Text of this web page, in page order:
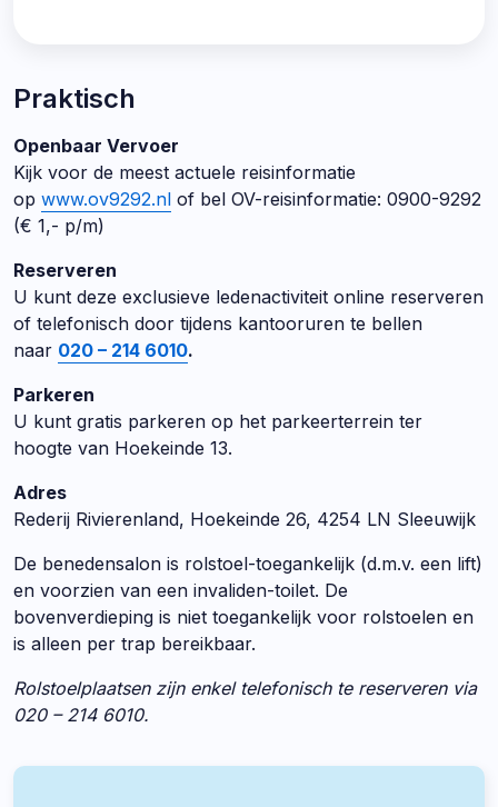
Praktisch
Openbaar Vervoer
Kijk voor de meest actuele reisinformatie
op www.ov9292.nl of bel OV-reisinformatie: 0900-9292
(€ 1,- p/m)
Reserveren
U kunt deze exclusieve ledenactiviteit online reserveren
of telefonisch door tijdens kantooruren te bellen
naar 020 – 214 6010.
Parkeren
U kunt gratis parkeren op het parkeerterrein ter
hoogte van Hoekeinde 13.
Adres
Rederij Rivierenland, Hoekeinde 26, 4254 LN Sleeuwijk
De benedensalon is rolstoel-toegankelijk (d.m.v. een lift)
en voorzien van een invaliden-toilet. De
bovenverdieping is niet toegankelijk voor rolstoelen en
is alleen per trap bereikbaar.
Rolstoelplaatsen zijn enkel telefonisch te reserveren via
020 – 214 6010.